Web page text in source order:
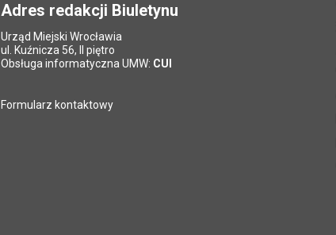
Adres redakcji Biuletynu
Urząd Miejski Wrocławia
ul. Kuźnicza 56, II piętro
Obsługa informatyczna UMW: CUI
Formularz kontaktowy